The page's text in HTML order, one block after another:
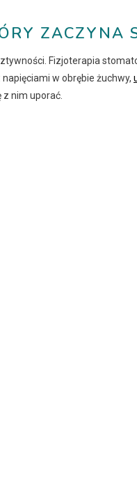
ZACZYNA
Fizjoterapia
w obrębie żuchwy,
z nim uporać.